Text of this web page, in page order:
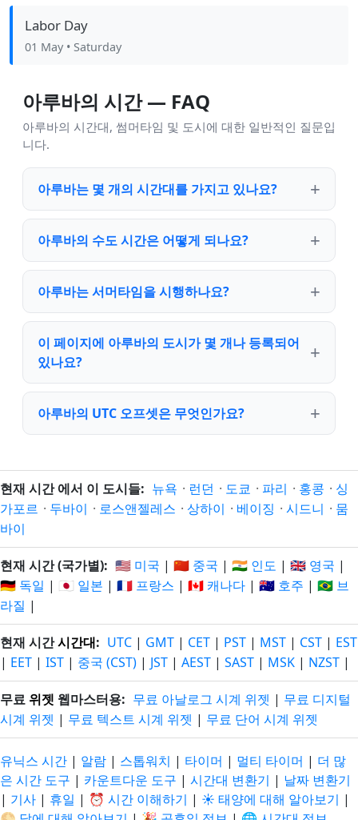
Labor Day
01 May • Saturday
아루바의 시간 — FAQ
아루바의 시간대, 썸머타임 및 도시에 대한 일반적인 질문입
니다.
아루바는 몇 개의 시간대를 가지고 있나요?
아루바의 수도 시간은 어떻게 되나요?
아루바는 서머타임을 시행하나요?
이 페이지에 아루바의 도시가 몇 개나 등록되어
있나요?
아루바의 UTC 오프셋은 무엇인가요?
현재 시간 에서 이 도시들: 뉴욕 · 런던 · 도쿄 · 파리 · 홍콩 · 싱
가포르 · 두바이 · 로스앤젤레스 · 상하이 · 베이징 · 시드니 · 뭄
바이
현재 시간 (국가별): 🇺🇸 미국 | 🇨🇳 중국 | 🇮🇳 인도 | 🇬🇧 영국 |
🇩🇪 독일 | 🇯🇵 일본 | 🇫🇷 프랑스 | 🇨🇦 캐나다 | 🇦🇺 호주 | 🇧🇷 브
라질 |
현재 시간시간대: UTC | GMT | CET | PST | MST | CST | EST
| EET | IST | 중국 (CST) | JST | AEST | SAST | MSK | NZST |
무료 위젯 웹마스터용: 무료 아날로그 시계 위젯 | 무료 디지털
시계 위젯 | 무료 텍스트 시계 위젯 | 무료 단어 시계 위젯
유닉스 시간 | 알람 | 스톱워치 | 타이머 | 멀티 타이머 | 더 많
은 시간 도구 | 카운트다운 도구 | 시간대 변환기 | 날짜 변환기
| 기사 | 휴일 | ⏰ 시간 이해하기 | ☀️ 태양에 대해 알아보기 |